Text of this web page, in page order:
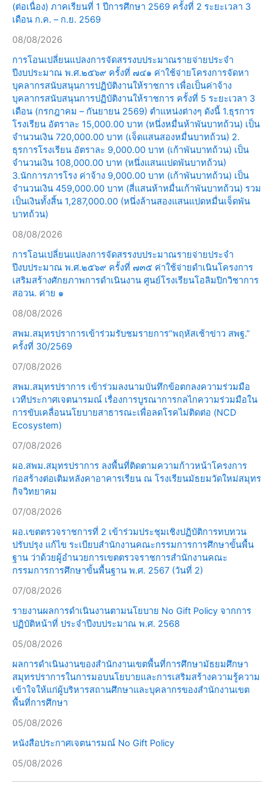
(ต่อเนื่อง) ภาคเรียนที่ 1 ปีการศึกษา 2569 ครั้งที่ 2 ระยะเวลา 3
เดือน ก.ค. – ก.ย. 2569
08/08/2026
การโอนเปลี่ยนแปลงการจัดสรรงบประมาณรายจ่ายประจำ
ปีงบประมาณ พ.ศ.๒๕๖๙ ครั้งที่ ๗๔๑ ค่าใช้จ่ายโครงการจัดหา
บุคลากรสนับสนุนการปฏิบัติงานให้ราชการ เพื่อเป็นค่าจ้าง
บุคลากรสนับสนุนการปฏิบัติงานให้ราชการ ครั้งที่ 5 ระยะเวลา 3
เดือน (กรกฎาคม – กันยายน 2569) ตำแหน่งต่างๆ ดังนี้ 1.ธุรการ
โรงเรียน อัตราละ 15,000.00 บาท (หนึ่งหมื่นห้าพันบาทถ้วน) เป็น
จำนวนเงิน 720,000.00 บาท (เจ็ดแสนสองหมื่นบาทถ้วน) 2.
ธุรการโรงเรียน อัตราละ 9,000.00 บาท (เก้าพันบาทถ้วน) เป็น
จำนวนเงิน 108,000.00 บาท (หนึ่งแสนแปดพันบาทถ้วน)
3.นักการภารโรง ค่าจ้าง 9,000.00 บาท (เก้าพันบาทถ้วน) เป็น
จำนวนเงิน 459,000.00 บาท (สี่แสนห้าหมื่นเก้าพันบาทถ้วน) รวม
เป็นเงินทั้งสิ้น 1,287,000.00 (หนึ่งล้านสองแสนแปดหมื่นเจ็ดพัน
บาทถ้วน)
08/08/2026
การโอนเปลี่ยนแปลงการจัดสรรงบประมาณรายจ่ายประจำ
ปีงบประมาณ พ.ศ.๒๕๖๙ ครั้งที่ ๗๓๕ ค่าใช้จ่ายดำเนินโครงการ
เสริมสร้างศักยภาพการดำเนินงาน ศูนย์โรงเรียนโอลิมปิกวิชาการ
สอวน. ค่าย ๑
08/08/2026
สพม.สมุทรปราการเข้าร่วมรับชมรายการ“พฤหัสเช้าข่าว สพฐ.”
ครั้งที่ 30/2569
07/08/2026
สพม.สมุทรปราการ เข้าร่วมลงนามบันทึกข้อตกลงความร่วมมือ
เวทีประกาศเจตนารมณ์ เรื่องการบูรณาการกลไกความร่วมมือใน
การขับเคลื่อนนโยบายสาธารณะเพื่อลดโรคไม่ติดต่อ (NCD
Ecosystem)
07/08/2026
ผอ.สพม.สมุทรปราการ ลงพื้นที่ติดตามความก้าวหน้าโครงการ
ก่อสร้างต่อเติมหลังคาอาคารเรียน ณ โรงเรียนมัธยมวัดใหม่สมุทร
กิจวิทยาคม
07/08/2026
ผอ.เขตตรวจราชการที่ 2 เข้าร่วมประชุมเชิงปฏิบัติการทบทวน
ปรับปรุง แก้ไข ระเบียบสำนักงานคณะกรรมการการศึกษาขั้นพื้น
ฐาน ว่าด้วยผู้อำนวยการเขตตรวจราชการสำนักงานคณะ
กรรมการการศึกษาขั้นพื้นฐาน พ.ศ. 2567 (วันที่ 2)
07/08/2026
รายงานผลการดำเนินงานตามนโยบาย No Gift Policy จากการ
ปฏิบัติหน้าที่ ประจำปีงบประมาณ พ.ศ. 2568
05/08/2026
ผลการดำเนินงานของสำนักงานเขตพื้นที่การศึกษามัธยมศึกษา
สมุทรปราการในการมอบนโยบายและการเสริมสร้างความรู้ความ
เข้าใจให้แก่ผู้บริหารสถานศึกษาและบุคลากรของสำนักงานเขต
พื้นที่การศึกษา
05/08/2026
หนังสือประกาศเจตนารมณ์ No Gift Policy
05/08/2026